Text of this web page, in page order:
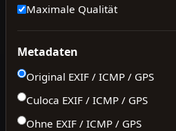
Maximale Qualität
Metadaten
Original EXIF / ICMP / GPS
Culoca EXIF / ICMP / GPS
Ohne EXIF / ICMP / GPS